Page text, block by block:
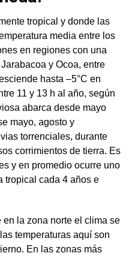
tropical y donde las
media entre los
en regiones con una
y Ocoa, entre
hasta –5°C en
11 y 13 h al año, según
abarca desde mayo
mayo, agosto y
torrenciales, durante
corrimientos de tierra. Es
y en promedio ocurre uno
tropical cada 4 años e
la zona norte el clima se
temperaturas aquí son
En las zonas más